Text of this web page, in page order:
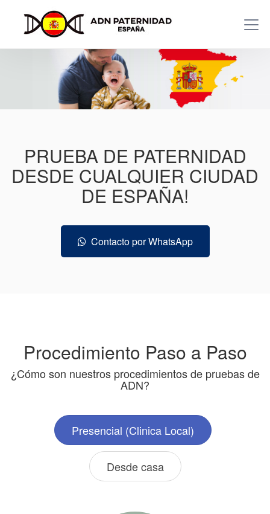
PRUEBA DE PATERNIDAD
DESDE CUALQUIER CIUDAD
DE ESPAÑA!
Contacto por WhatsApp
Procedimiento Paso a Paso
¿Cómo son nuestros procedimientos de pruebas de
ADN?
Presencial (Clinica Local)
Desde casa